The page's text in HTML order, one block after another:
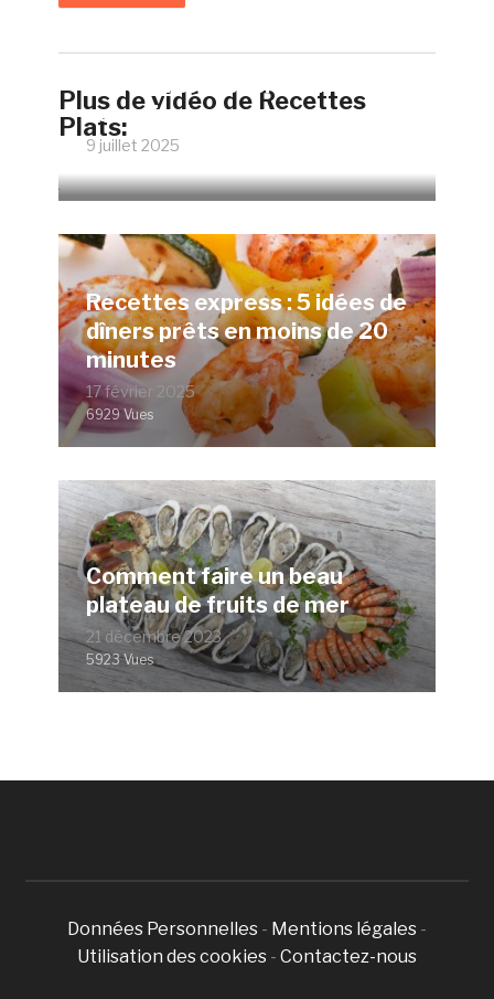
Plus de vidéo de Recettes
Plats:
Faire un œuf poché parfait
sans vinaigre
9 juillet 2025
Recettes express : 5 idées de
dîners prêts en moins de 20
minutes
17 février 2025
6929 Vues
Comment faire un beau
plateau de fruits de mer
21 décembre 2023
5923 Vues
Données Personnelles - Mentions légales -
Utilisation des cookies - Contactez-nous